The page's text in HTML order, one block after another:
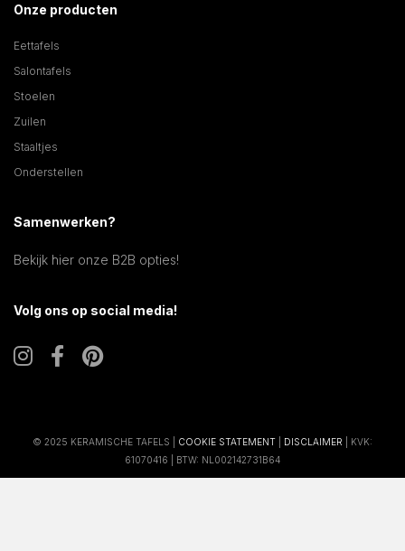
Onze producten
Eettafels
Salontafels
Stoelen
Zuilen
Staaltjes
Onderstellen
Samenwerken?
Bekijk hier onze B2B opties!
Volg ons op social media!
© 2025 KERAMISCHE TAFELS | COOKIE STATEMENT DISCLAIMER | KVK:
61070416 | BTW: NL002142731B64